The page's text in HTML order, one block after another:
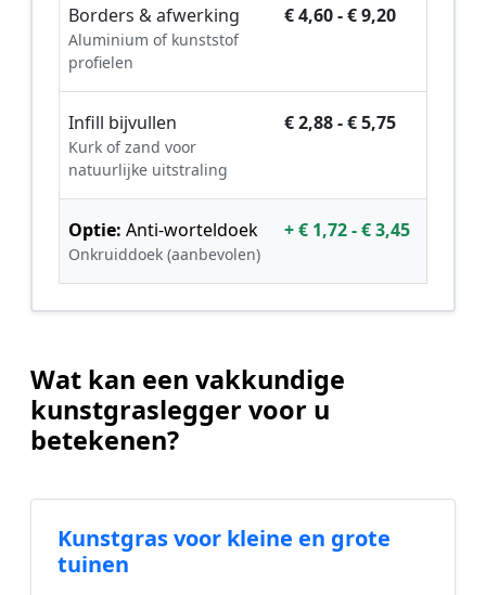
Borders & afwerking
Aluminium of kunststof
profielen
€ 4,60 - € 9,20
Infill bijvullen
Kurk of zand voor
natuurlijke uitstraling
€ 2,88 - € 5,75
Optie: Anti-worteldoek
Onkruiddoek (aanbevolen)
+ € 1,72 - € 3,45
Wat kan een vakkundige
kunstgraslegger voor u
betekenen?
Kunstgras voor kleine en grote
tuinen